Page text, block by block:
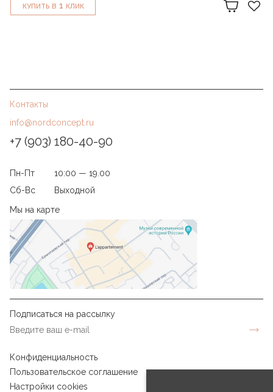
КУПИТЬ В 1 КЛИК
Контакты
info@nordconcept.ru
+7 (903) 180-40-90
Пн-Пт
10:00 — 19.00
Сб-Вс
Выходной
Мы на карте
Подписаться на рассылку
Конфиденциальность
Пользовательское соглашение
Настройки cookies